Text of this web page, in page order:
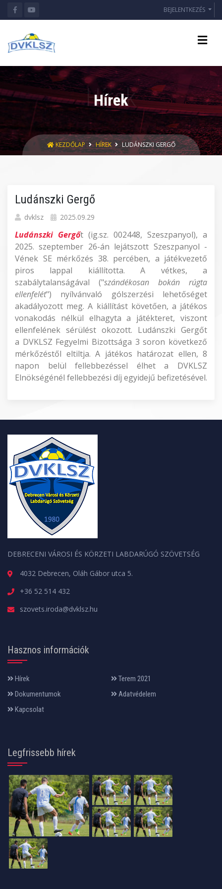
BEJELENTKEZÉS
Hírek
KEZDŐLAP HÍREK LUDÁNSZKI GERGŐ
Ludánszki Gergő
dvklsz 2025.09.29
Ludánszki Gergőt (ig.sz. 002448, Szeszpanyol), a
2025. szeptember 26-án lejátszott Szeszpanyol -
Vének SE mérkőzés 38. percében, a játékvezető
piros lappal kiállította. A vétkes, a
szabálytalanságával ("szándékosan bokán rúgta
ellenfelét") nyílvánvaló gólszerzési lehetőséget
akadályozott meg. A kiállítást követően, a játékos
vonakodás nélkül elhagyta a játékteret, viszont
ellenfelének sérülést okozott. Ludánszki Gergőt
a DVKLSZ Fegyelmi Bizottsága 3 soron következő
mérkőzéstől eltiltja. A játékos határozat ellen, 8
napon belül fellebbezéssel élhet a DVKLSZ
Elnökségénél fellebbezési díj egyidejű befizetésével.
DEBRECENI VÁROSI ÉS KÖRZETI LABDARÚGÓ SZÖVETSÉG
4032 Debrecen, Oláh Gábor utca 5.
+36 52 514 432
szovets.iroda@dvklsz.hu
Hasznos információk
Hírek
Terem 2021
Dokumentumok
Adatvédelem
Kapcsolat
Legfrissebb hírek